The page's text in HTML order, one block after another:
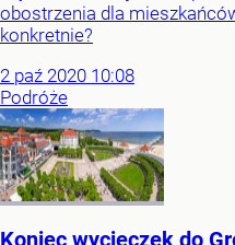
obostrzenia dla
konkretnie?
2 paź 2020 10:08
Podróże